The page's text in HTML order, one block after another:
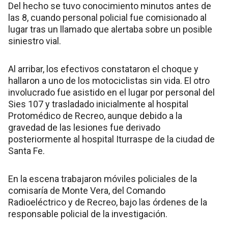
Del hecho se tuvo conocimiento minutos antes de
las 8, cuando personal policial fue comisionado al
lugar tras un llamado que alertaba sobre un posible
siniestro vial.
Al arribar, los efectivos constataron el choque y
hallaron a uno de los motociclistas sin vida. El otro
involucrado fue asistido en el lugar por personal del
Sies 107 y trasladado inicialmente al hospital
Protomédico de Recreo, aunque debido a la
gravedad de las lesiones fue derivado
posteriormente al hospital Iturraspe de la ciudad de
Santa Fe.
En la escena trabajaron móviles policiales de la
comisaría de Monte Vera, del Comando
Radioeléctrico y de Recreo, bajo las órdenes de la
responsable policial de la investigación.